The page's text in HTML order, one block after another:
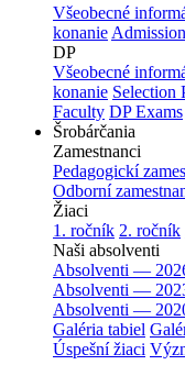
Všeobecné
konanie
DP
Všeobecné
konanie Selection
Faculty DP Exams
Šrobárčania
Zamestnanci
Pedagogickí
Odborní
Žiaci
1. ročník 2. ročník
Naši absolventi
Absolventi —
Absolventi —
Absolventi —
Galéria tabiel
Úspešní žiaci